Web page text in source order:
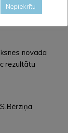
novada
rezultātu
Nepiekrītu